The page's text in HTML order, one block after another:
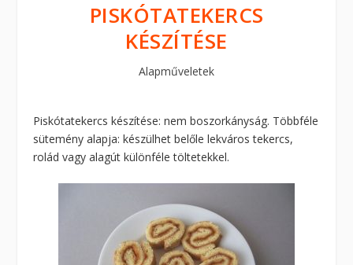
PISKÓTATEKERCS
KÉSZÍTÉSE
Alapműveletek
Piskótatekercs készítése: nem boszorkányság. Többféle
sütemény alapja: készülhet belőle lekváros tekercs,
rolád vagy alagút különféle töltetekkel.